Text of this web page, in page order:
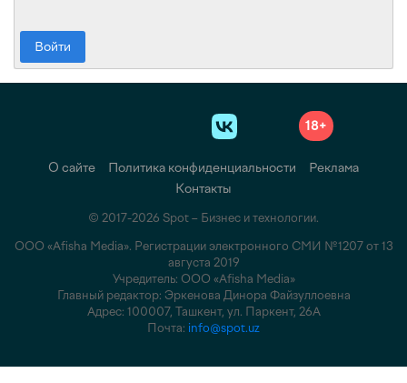
Войти
18+
О сайте Политика конфиденциальности
Реклама
Контакты
© 2017-2026 Spot – Бизнес и технологии.
ООО «Afisha Media». Регистрации электронного СМИ №1207 от 13
августа 2019
Учредитель: ООО «Afisha Media»
Главный редактор: Эркенова Динора Файзуллоевна
Адрес: 100007, Ташкент, ул. Паркент, 26А
Почта: info@spot.uz